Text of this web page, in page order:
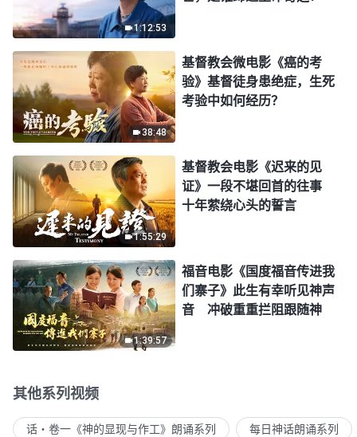
1:12:53
38:48
基督教会微电影《癌的考
验》基督徒身患绝症，生死
考验中如何经历？
1:55:29
基督教会电影《迟来的见
证》一段不堪回首的往事
十年萦绕心头的誓言
1:39:57
福音电影《国度福音传进我
们寨子》此生有幸听见神声
音 冲破重重拦阻跟随神
其他系列视频
话・卷一《神的显现与作工》朗诵系列 每日神话朗诵系列